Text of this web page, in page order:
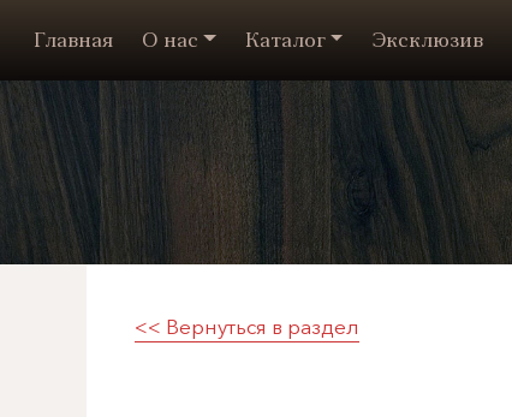
Главная О нас Каталог Эксклюзив
<< Вернуться в раздел